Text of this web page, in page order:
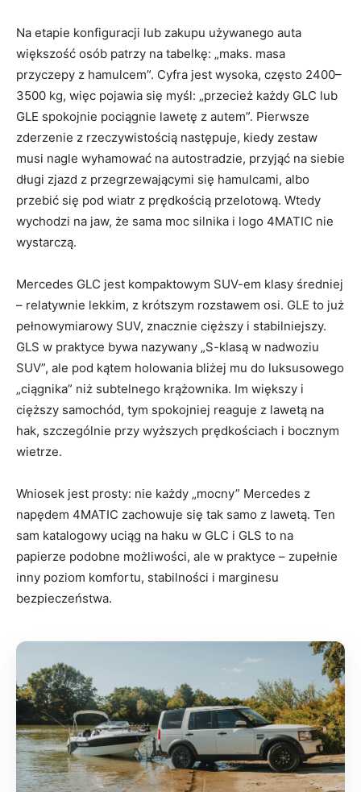
Na etapie konfiguracji lub zakupu używanego auta
większość osób patrzy na tabelkę: „maks. masa
przyczepy z hamulcem”. Cyfra jest wysoka, często 2400–
3500 kg, więc pojawia się myśl: „przecież każdy GLC lub
GLE spokojnie pociągnie lawetę z autem”. Pierwsze
zderzenie z rzeczywistością następuje, kiedy zestaw
musi nagle wyhamować na autostradzie, przyjąć na siebie
długi zjazd z przegrzewającymi się hamulcami, albo
przebić się pod wiatr z prędkością przelotową. Wtedy
wychodzi na jaw, że sama moc silnika i logo 4MATIC nie
wystarczą.
Mercedes GLC jest kompaktowym SUV-em klasy średniej
– relatywnie lekkim, z krótszym rozstawem osi. GLE to już
pełnowymiarowy SUV, znacznie cięższy i stabilniejszy.
GLS w praktyce bywa nazywany „S-klasą w nadwoziu
SUV”, ale pod kątem holowania bliżej mu do luksusowego
„ciągnika” niż subtelnego krążownika. Im większy i
cięższy samochód, tym spokojniej reaguje z lawetą na
hak, szczególnie przy wyższych prędkościach i bocznym
wietrze.
Wniosek jest prosty: nie każdy „mocny” Mercedes z
napędem 4MATIC zachowuje się tak samo z lawetą. Ten
sam katalogowy uciąg na haku w GLC i GLS to na
papierze podobne możliwości, ale w praktyce – zupełnie
inny poziom komfortu, stabilności i marginesu
bezpieczeństwa.